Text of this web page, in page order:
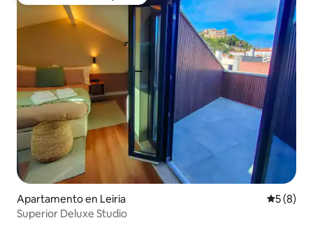
Apartamento en Leiria
5 (8)
Superior Deluxe Studio